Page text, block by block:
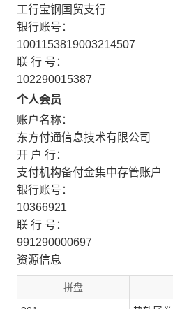
工行宝钢国贸支行
银行账号：
1001153819003214507
联 行 号：
102290015387
个人会员
账户名称：
东方付通信息技术有限公司
开 户 行：
支付机构备付金集中存管账户
银行账号：
10366921
联 行 号：
991290000697
资源信息
拼盘